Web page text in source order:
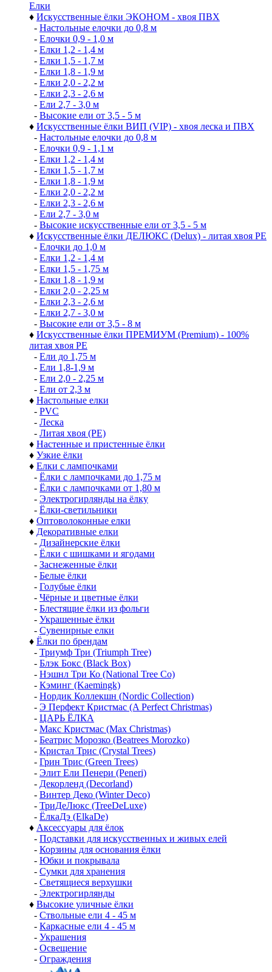
Елки
♦ Искусственные ёлки ЭКОНОМ - хвоя ПВХ
- Настольные елочки до 0,8 м
- Елочки 0,9 - 1,0 м
- Елки 1,2 - 1,4 м
- Елки 1,5 - 1,7 м
- Елки 1,8 - 1,9 м
- Елки 2,0 - 2,2 м
- Елки 2,3 - 2,6 м
- Ели 2,7 - 3,0 м
- Высокие ели от 3,5 - 5 м
♦ Искусственные ёлки ВИП (VIP) - хвоя леска и ПВХ
- Настольные елочки до 0,8 м
- Елочки 0,9 - 1,1 м
- Елки 1,2 - 1,4 м
- Елки 1,5 - 1,7 м
- Елки 1,8 - 1,9 м
- Елки 2,0 - 2,2 м
- Елки 2,3 - 2,6 м
- Ели 2,7 - 3,0 м
- Высокие искусственные ели от 3,5 - 5 м
♦ Искусственные ёлки ДЕЛЮКС (Delux) - литая хвоя РЕ
- Елочки до 1,0 м
- Елки 1,2 - 1,4 м
- Елки 1,5 - 1,75 м
- Елки 1,8 - 1,9 м
- Елки 2,0 - 2,25 м
- Елки 2,3 - 2,6 м
- Елки 2,7 - 3,0 м
- Высокие ели от 3,5 - 8 м
♦ Искусственные ёлки ПРЕМИУМ (Premium) - 100%
литая хвоя РЕ
- Ели до 1,75 м
- Ели 1,8-1,9 м
- Ели 2,0 - 2,25 м
- Ели от 2,3 м
♦ Настольные елки
- PVC
- Леска
- Литая хвоя (РЕ)
♦ Настенные и пристенные ёлки
♦ Узкие ёлки
♦ Елки с лампочками
- Ёлки с лампочками до 1,75 м
- Ёлки с лампочками от 1,80 м
- Электрогирлянды на ёлку
- Ёлки-светильники
♦ Оптоволоконные елки
♦ Декоративные елки
- Дизайнерские ёлки
- Ёлки с шишками и ягодами
- Заснеженные ёлки
- Белые ёлки
- Голубые ёлки
- Чёрные и цветные ёлки
- Блестящие ёлки из фольги
- Украшенные ёлки
- Сувенирные елки
♦ Ёлки по брендам
- Триумф Три (Triumph Tree)
- Блэк Бокс (Black Box)
- Нэшнл Три Ко (National Tree Co)
- Кэминг (Kaemingk)
- Нордик Коллекшн (Nordic Collection)
- Э Перфект Кристмас (A Perfect Christmas)
- ЦАРЬ ЁЛКА
- Макс Кристмас (Max Christmas)
- Беатрис Морозко (Beatrees Morozko)
- Кристал Трис (Crystal Trees)
- Грин Трис (Green Trees)
- Элит Ели Пенери (Peneri)
- Декорленд (Decorland)
- Винтер Деко (Winter Deco)
- ТриДеЛюкс (TreeDeLuxe)
- ЁлкаДэ (ElkaDe)
♦ Аксессуары для ёлок
- Подставки для искусственных и живых елей
- Корзины для основания ёлки
- Юбки и покрывала
- Сумки для хранения
- Светящиеся верхушки
- Электрогирлянды
♦ Высокие уличные ёлки
- Ствольные ели 4 - 45 м
- Каркасные ели 4 - 45 м
- Украшения
- Освещение
- Ограждения